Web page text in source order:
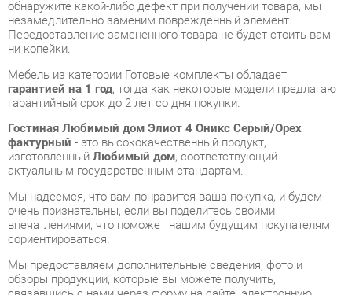
Мебель из категории Готовые комплекты обладает
гарантией на 1 год , тогда как некоторые модели предлагают
гарантийный срок до 2 лет со дня покупки.
фактурный - это высококачественный продукт,
изготовленныйЛюбимый дом, соответствующий
актуальным государственным стандартам.
Мы надеемся, что вам понравится ваша покупка, и будем
очень признательны, если вы поделитесь своими
впечатлениями, что поможет нашим будущим покупателям
сориентироваться.
Мы предоставляем дополнительные сведения, фото и
обзоры продукции, которые вы можете получить,
связавшись с нами через форму на сайте, электронную
почту, звонок в Екатеринбург или через мессенджеры Skype,
Telegram и WhatsApp.
У нас в шоу-руме вы сможете лично сравнить разные
Готовые комплекты, после чего можно будет приобрести